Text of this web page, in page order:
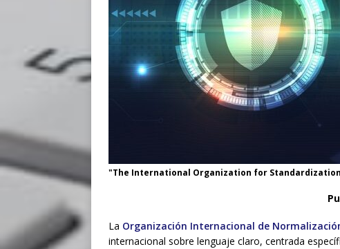
"The International Organization for Standardization
La Organización Internacional de
internacional sobre lenguaje claro, centrada